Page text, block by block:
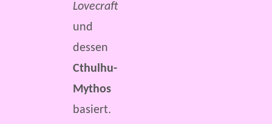
Lovecraft
und
dessen
Cthulhu-
Mythos
basiert.